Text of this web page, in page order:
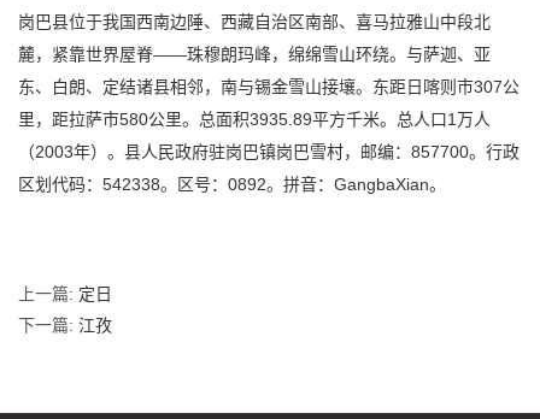
岗巴县位于我国西南边陲、西藏自治区南部、喜马拉雅山中段北
麓，紧靠世界屋脊——珠穆朗玛峰，绵绵雪山环绕。与萨迦、亚
东、白朗、定结诸县相邻，南与锡金雪山接壤。东距日喀则市307公
里，距拉萨市580公里。总面积3935.89平方千米。总人口1万人
（2003年）。县人民政府驻岗巴镇岗巴雪村，邮编：857700。行政
区划代码：542338。区号：0892。拼音：GangbaXian。
上一篇: 定日
下一篇: 江孜